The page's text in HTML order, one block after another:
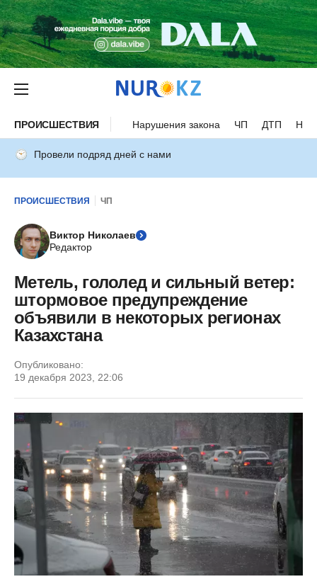
ПРОИСШЕСТВИЯ Нарушения закона ЧП ДТП
Провели подряд дней с нами
ПРОИСШЕСТВИЯ ЧП
Виктор Николаев
Редактор
Метель, гололед и сильный ветер:
штормовое предупреждение
объявили в некоторых регионах
Казахстана
Опубликовано:
19 декабря 2023, 22:06